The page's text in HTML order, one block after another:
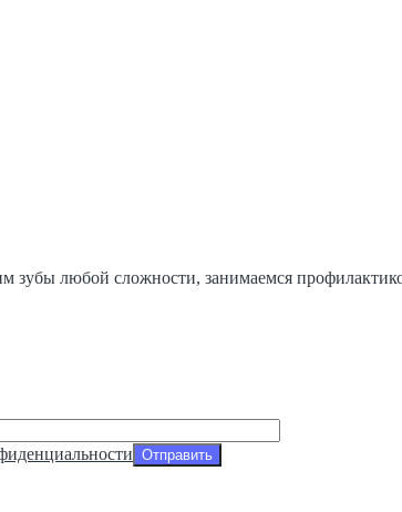
зубы любой сложности, занимаемся